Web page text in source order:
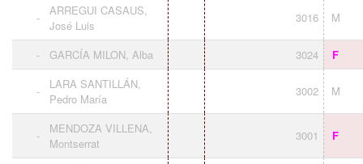
-
ARREGUI CASAUS,
José Luis
3016 M
- GARCÍA MILON, Alba 3024 F
-
LARA SANTILLÁN,
Pedro María
3002 M
-
MENDOZA VILLENA,
Montserrat
3001 F